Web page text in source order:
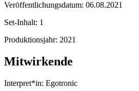
Veröffentlichungsdatum: 06.08.2021
Set-Inhalt: 1
Produktionsjahr: 2021
Mitwirkende
Interpret*in: Egotronic